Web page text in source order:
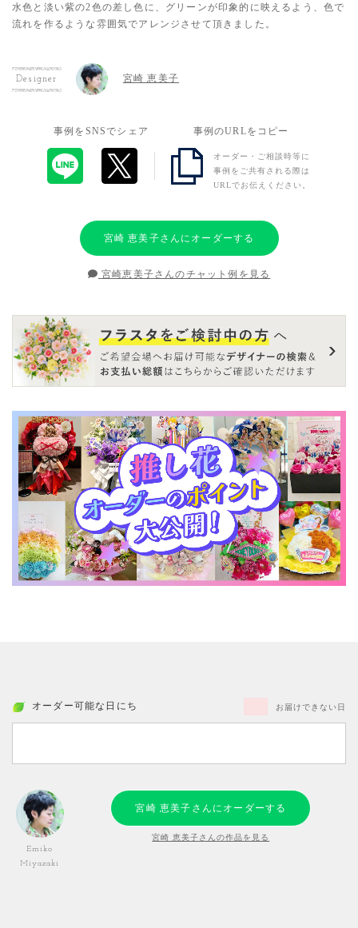
水色と淡い紫の2色の差し色に、グリーンが印象的に映えるよう、色で
流れを作るような雰囲気でアレンジさせて頂きました。
Designer 宮崎 恵美子
事例をSNSでシェア 事例のURLをコピー
オーダー・ご相談時等に
事例をご共有される際は
URLでお伝えください。
宮崎 恵美子さんにオーダーする
宮崎恵美子さんのチャット例を見る
オーダー可能な日にち お届けできない日
Emiko
Miyazaki
宮崎 恵美子さんにオーダーする
宮崎 恵美子さんの作品を見る